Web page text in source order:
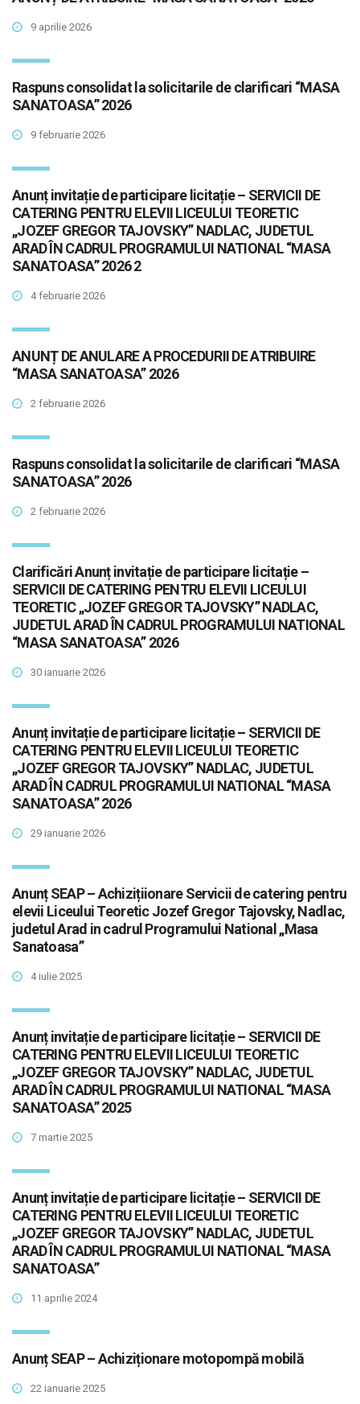
9 aprilie 2026
Raspuns consolidat la solicitarile de clarificari “MASA
SANATOASA” 2026
9 februarie 2026
Anunț invitație de participare licitație – SERVICII DE
CATERING PENTRU ELEVII LICEULUI TEORETIC
„JOZEF GREGOR TAJOVSKY” NADLAC, JUDETUL
ARAD ÎN CADRUL PROGRAMULUI NATIONAL “MASA
SANATOASA” 2026 2
4 februarie 2026
ANUNȚ DE ANULARE A PROCEDURII DE ATRIBUIRE
“MASA SANATOASA” 2026
2 februarie 2026
Raspuns consolidat la solicitarile de clarificari “MASA
SANATOASA” 2026
2 februarie 2026
Clarificări Anunț invitație de participare licitație –
SERVICII DE CATERING PENTRU ELEVII LICEULUI
TEORETIC „JOZEF GREGOR TAJOVSKY” NADLAC,
JUDETUL ARAD ÎN CADRUL PROGRAMULUI NATIONAL
“MASA SANATOASA” 2026
30 ianuarie 2026
Anunț invitație de participare licitație – SERVICII DE
CATERING PENTRU ELEVII LICEULUI TEORETIC
„JOZEF GREGOR TAJOVSKY” NADLAC, JUDETUL
ARAD ÎN CADRUL PROGRAMULUI NATIONAL “MASA
SANATOASA” 2026
29 ianuarie 2026
Anunț SEAP – Achizițiionare Servicii de catering pentru
elevii Liceului Teoretic Jozef Gregor Tajovsky, Nadlac,
judetul Arad in cadrul Programului National „Masa
Sanatoasa”
4 iulie 2025
Anunț invitație de participare licitație – SERVICII DE
CATERING PENTRU ELEVII LICEULUI TEORETIC
„JOZEF GREGOR TAJOVSKY” NADLAC, JUDETUL
ARAD ÎN CADRUL PROGRAMULUI NATIONAL “MASA
SANATOASA” 2025
7 martie 2025
Anunț invitație de participare licitație – SERVICII DE
CATERING PENTRU ELEVII LICEULUI TEORETIC
„JOZEF GREGOR TAJOVSKY” NADLAC, JUDETUL
ARAD ÎN CADRUL PROGRAMULUI NATIONAL “MASA
SANATOASA”
11 aprilie 2024
Anunț SEAP – Achiziționare motopompă mobilă
22 ianuarie 2025